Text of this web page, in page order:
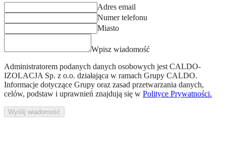
Adres email
Numer telefonu
Miasto
Wpisz wiadomość
Administratorem podanych danych osobowych jest CALDO-
IZOLACJA Sp. z o.o. działająca w ramach Grupy CALDO.
Informacje dotyczące Grupy oraz zasad przetwarzania danych,
celów, podstaw i uprawnień znajdują się w Polityce Prywatności.
Wyślij wiadomość